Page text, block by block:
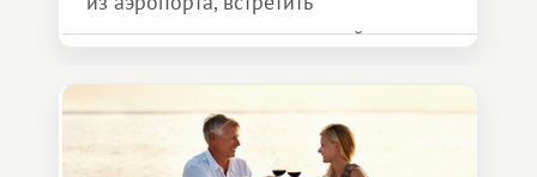
представителя транспортной
и спокойно доехать до курорта.